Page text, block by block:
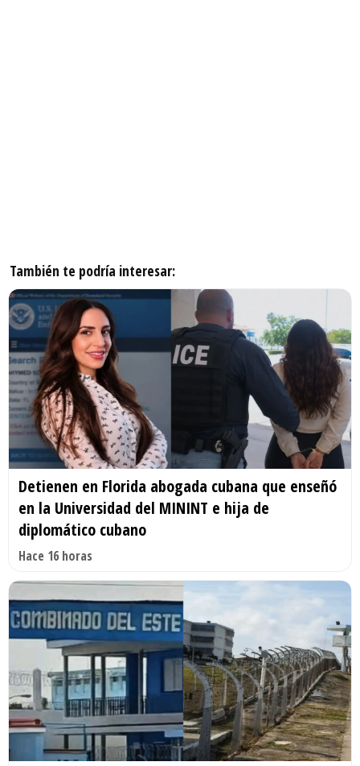
También te podría interesar:
Detienen en Florida abogada cubana que enseñó
en la Universidad del MININT e hija de
diplomático cubano
Hace 16 horas